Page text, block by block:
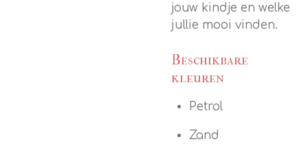
jouw kindje en welke
jullie mooi vinden.
Beschikbare
kleuren
Petrol
Zand